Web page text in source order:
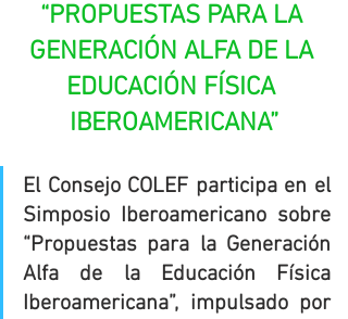
“PROPUESTAS PARA LA
GENERACIÓN ALFA DE LA
EDUCACIÓN FÍSICA
IBEROAMERICANA”
El Consejo COLEF participa en el
Simposio Iberoamericano sobre
“Propuestas para la Generación
Alfa de la Educación Física
Iberoamericana”, impulsado por